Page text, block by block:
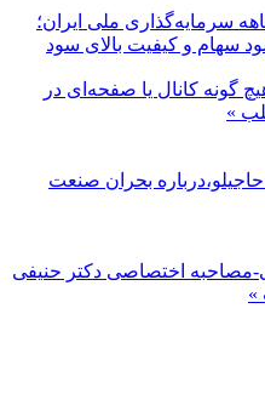
سرمایه‌گذاری ملی ایران؛
سهام و کیفیت بالای سود
گونه کانال یا صفحه‌ای در
»
بحران صنعت
مصاحبه اختصاصی دکتر حنیفی
»